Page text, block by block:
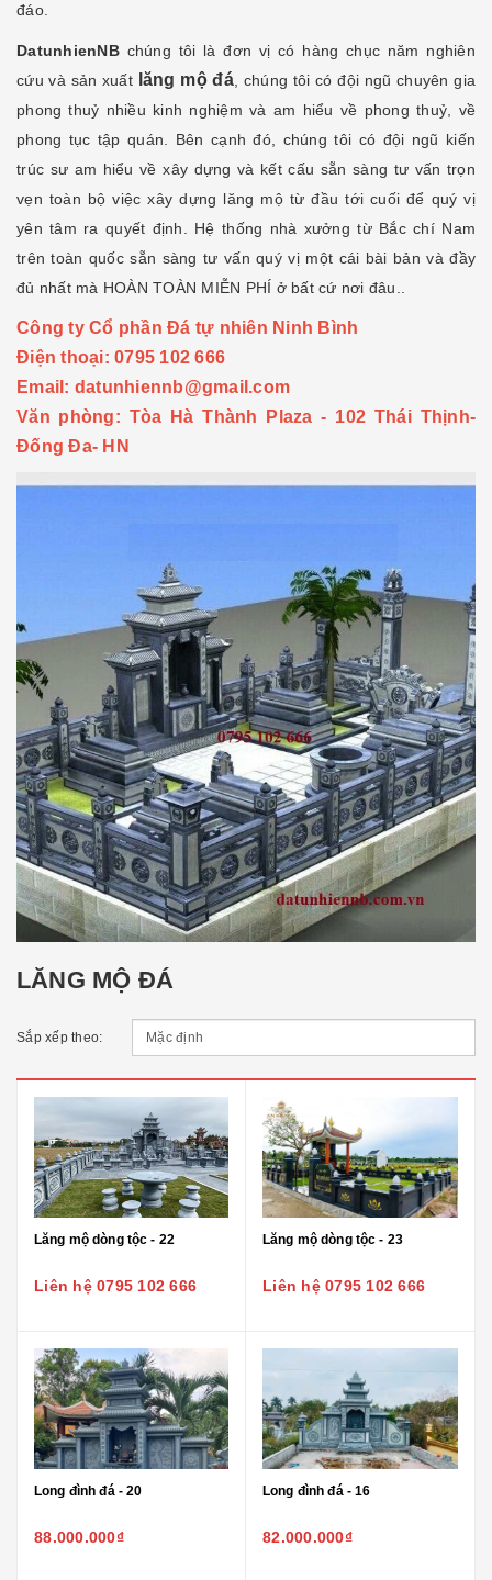
đáo.
DatunhienNBchúng tôi là đơn vị có hàng chục năm nghiên
cứu và sản xuất lăng mộ đá, chúng tôi có đội ngũ chuyên gia
phong thuỷ nhiều kinh nghiệm và am hiểu về phong thuỷ, về
phong tục tập quán. Bên cạnh đó, chúng tôi có đội ngũ kiến
trúc sư am hiểu về xây dựng và kết cấu sẵn sàng tư vấn trọn
vẹn toàn bộ việc xây dựng lăng mộ từ đầu tới cuối để quý vị
yên tâm ra quyết định. Hệ thống nhà xưởng từ Bắc chí Nam
trên toàn quốc sẵn sàng tư vấn quý vị một cái bài bản và đầy
đủ nhất mà HOÀN TOÀN MIỄN PHÍ ở bất cứ nơi đâu..
Công ty Cổ phần Đá tự nhiên Ninh Bình
Điện thoại: 0795 102 666
Email: datunhiennb@gmail.com
Văn phòng: Tòa Hà Thành Plaza - 102 Thái Thịnh-
Đống Đa- HN
LĂNG MỘ ĐÁ
Sắp xếp theo:
Lăng mộ dòng tộc - 22
Liên hệ 0795 102 666
Lăng mộ dòng tộc - 23
Liên hệ 0795 102 666
Long đình đá - 20
88.000.000₫
Long đình đá - 16
82.000.000₫